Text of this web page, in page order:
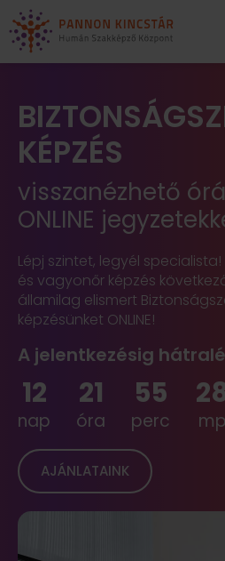
KÉPZÉS
visszanézhető
ONLINE
Lépj szintet, legyél
és vagyonőr képzés
államilag elismert
képzésünket ONLINE!
A jelentkezésig
12
nap
21
óra
55
perc
27
mp
AJÁNLATAINK